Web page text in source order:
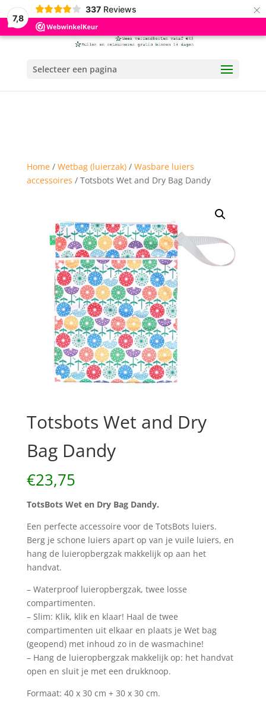
7,8
337 Reviews ×
Selecteer een pagina
Home/ Wetbag (luierzak)/ Wasbare luiers
accessoires / Totsbots Wet and Dry Bag Dandy
Totsbots Wet and Dry
Bag Dandy
€23,75
TotsBots Wet en Dry Bag Dandy.
Een perfecte accessoire voor de TotsBots luiers.
Berg je schone luiers apart op van je vuile luiers, en
hang de luieropbergzak makkelijk op aan het
handvat.
– Waterproof luieropbergzak, twee losse
compartimenten.
– Slim: Klik, klik en klaar! Haal de twee
compartimenten uit elkaar en plaats je Wet bag
(geopend) met inhoud zo in de wasmachine!
– Hang de luieropbergzak makkelijk op: het handvat
open en sluit je met een drukknoop.
Formaat: 40 x 30 cm + 30 x 30 cm.